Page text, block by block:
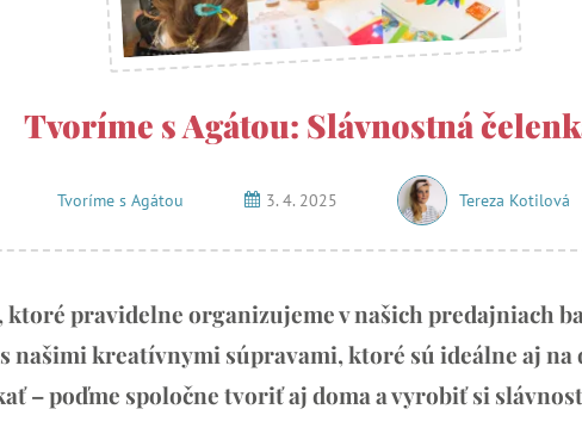
Tvoríme s Agátou: Slávnostná
Tvoríme s Agátou 3. 4. 2025 Tereza Kotilová
pravidelne organizujeme v našich predajniach
našimi kreatívnymi súpravami, ktoré sú ideálne aj na
– poďme spoločne tvoriť aj doma a vyrobiť si